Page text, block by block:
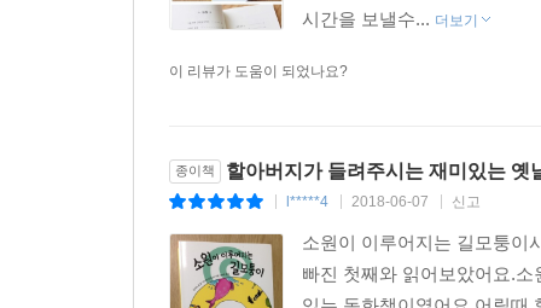
시간을 보낼수... 더보기
이 리뷰가 도움이 되었나요?
종이책 할아버지가 들려주시는 재미있는 옛
l*****4 2018-06-07 신고
소원이 이루어지는 길모퉁이
빠진 첫째와 읽어보았어요.